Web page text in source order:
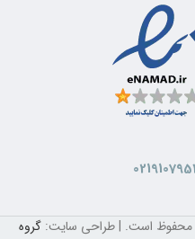
حرفه‌ ای
محفوظ است. | طراحی سایت:گروه